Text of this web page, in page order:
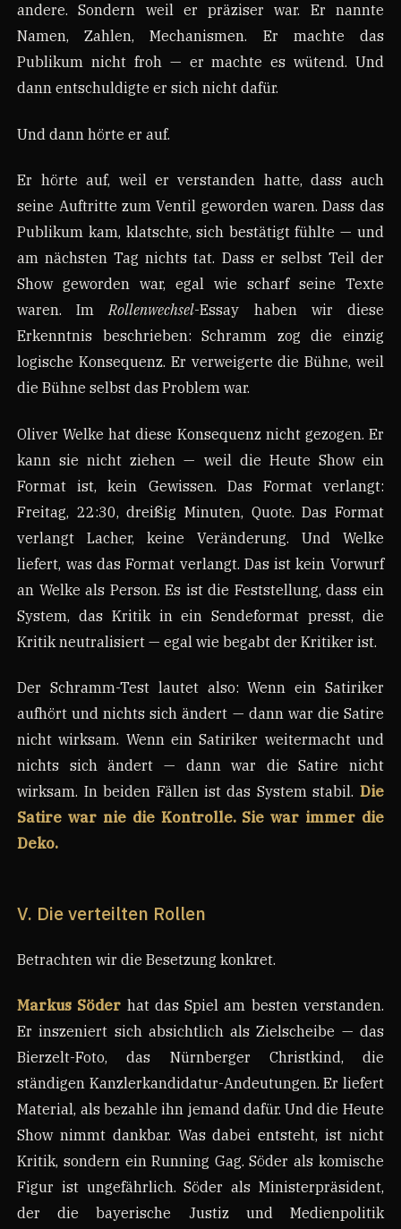
andere. Sondern weil er präziser war. Er nannte
Namen, Zahlen, Mechanismen. Er machte das
Publikum nicht froh — er machte es wütend. Und
dann entschuldigte er sich nicht dafür.
Und dann hörte er auf.
Er hörte auf, weil er verstanden hatte, dass auch
seine Auftritte zum Ventil geworden waren. Dass das
Publikum kam, klatschte, sich bestätigt fühlte — und
am nächsten Tag nichts tat. Dass er selbst Teil der
Show geworden war, egal wie scharf seine Texte
waren. ImRollenwechsel-Essay haben wir diese
Erkenntnis beschrieben: Schramm zog die einzig
logische Konsequenz. Er verweigerte die Bühne, weil
die Bühne selbst das Problem war.
Oliver Welke hat diese Konsequenz nicht gezogen. Er
kann sie nicht ziehen — weil die Heute Show ein
Format ist, kein Gewissen. Das Format verlangt:
Freitag, 22:30, dreißig Minuten, Quote. Das Format
verlangt Lacher, keine Veränderung. Und Welke
liefert, was das Format verlangt. Das ist kein Vorwurf
an Welke als Person. Es ist die Feststellung, dass ein
System, das Kritik in ein Sendeformat presst, die
Kritik neutralisiert — egal wie begabt der Kritiker ist.
Der Schramm-Test lautet also: Wenn ein Satiriker
aufhört und nichts sich ändert — dann war die Satire
nicht wirksam. Wenn ein Satiriker weitermacht und
nichts sich ändert — dann war die Satire nicht
wirksam. In beiden Fällen ist das System stabil. Die
Satire war nie die Kontrolle. Sie war immer die
Deko.
V. Die verteilten Rollen
Betrachten wir die Besetzung konkret.
Markus Söder hat das Spiel am besten verstanden.
Er inszeniert sich absichtlich als Zielscheibe — das
Bierzelt-Foto, das Nürnberger Christkind, die
ständigen Kanzlerkandidatur-Andeutungen. Er liefert
Material, als bezahle ihn jemand dafür. Und die Heute
Show nimmt dankbar. Was dabei entsteht, ist nicht
Kritik, sondern ein Running Gag. Söder als komische
Figur ist ungefährlich. Söder als Ministerpräsident,
der die bayerische Justiz und Medienpolitik